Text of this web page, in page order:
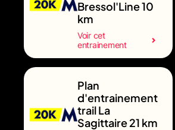
Bressol'Line 10
km
Voir cet
entrainement
Plan
d'entrainement
trail La
Sagittaire 21 km